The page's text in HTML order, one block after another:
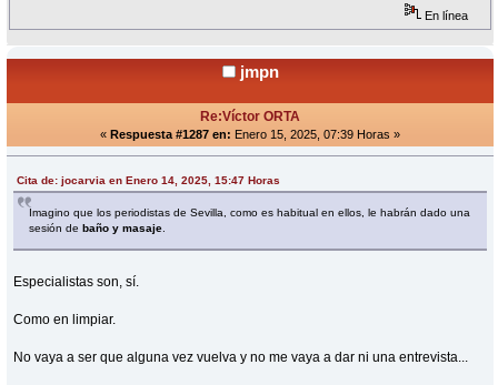
En línea
jmpn
Re:Víctor ORTA
« Respuesta #1287 en: Enero 15, 2025, 07:39 Horas »
Cita de: jocarvia en Enero 14, 2025, 15:47 Horas
Imagino que los periodistas de Sevilla, como es habitual en ellos, le habrán dado una
sesión debaño y masaje
Especialistas son, sí.
Como en limpiar.
No vaya a ser que alguna vez vuelva y no me vaya a dar ni una entrevista...